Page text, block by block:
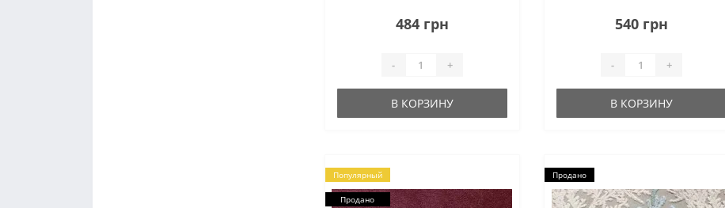
имееют одинаковую структуру,
цвет и свойства. Исполнена
мягкой мебели цвета..
484 грн
- +
В КОРЗИНУ
насыщен и неповторим. Обивка
подходит для любых типов
540 грн
- +
В КОРЗИНУ
Популярный
Продано
Продано